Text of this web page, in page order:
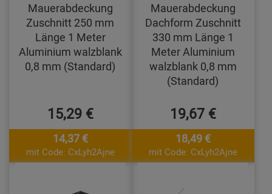
Mauerabdeckung
Zuschnitt 250 mm
Länge 1 Meter
Aluminium walzblank
0,8 mm (Standard)
15,29 €
14,37 €
mit Code: CxLyh2Ajne
Mauerabdeckung
Dachform Zuschnitt
330 mm Länge 1
Meter Aluminium
walzblank 0,8 mm
(Standard)
19,67 €
18,49 €
mit Code: CxLyh2Ajne